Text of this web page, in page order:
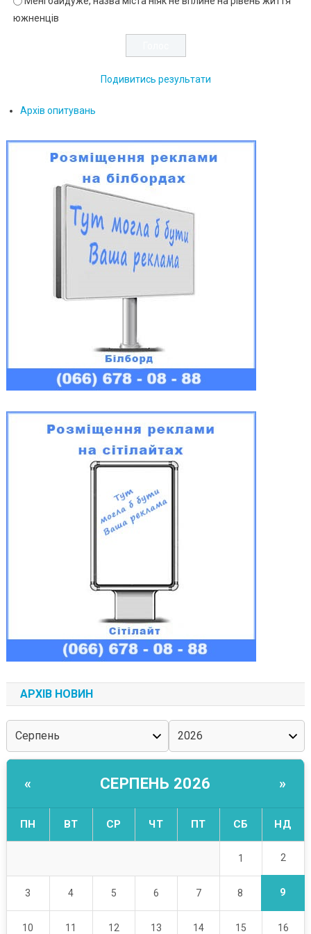
южненців
Подивитись результати
Архів опитувань
АРХІВ НОВИН
« СЕРПЕНЬ 2026 »
ПН ВТ СР ЧТ ПТ СБ НД
1 2
3 4 5 6 7 8 9
10 11 12 13 14 15 16